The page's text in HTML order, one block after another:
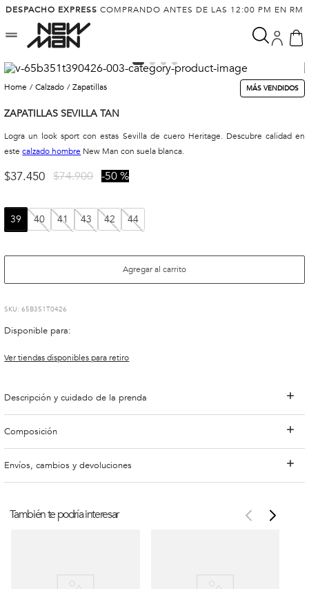
DESPACHO EXPRESS COMPRANDO ANTES DE LAS 12:00 PM EN RM
calzado zapatillas MÁS VENDIDOS
ZAPATILLAS SEVILLA TAN
Logra un look sport con estas Sevilla de cuero Heritage. Descubre calidad en
estecalzado hombre New Man con suela blanca.
$37.450 $74.900 50 %
39 40 41 42
43 44
Agregar al carrito
:65B351T0426
Disponible para:
Ver tiendas disponibles para retiro
Descripción y cuidado de la prenda
Composición
Envíos, cambios y devoluciones
También te podría interesar